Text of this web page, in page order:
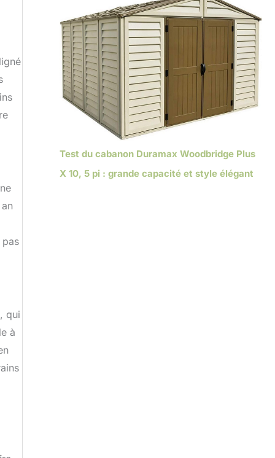
pas
qui
à
Test du cabanon Duramax Woodbridge Plus
X 10, 5 pi : grande capacité et style élégant